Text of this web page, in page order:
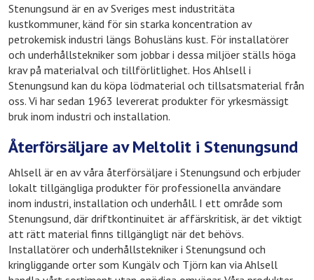
Stenungsund är en av Sveriges mest industritäta
kustkommuner, känd för sin starka koncentration av
petrokemisk industri längs Bohusläns kust. För installatörer
och underhållstekniker som jobbar i dessa miljöer ställs höga
krav på materialval och tillförlitlighet. Hos Ahlsell i
Stenungsund kan du köpa lödmaterial och tillsatsmaterial från
oss. Vi har sedan 1963 levererat produkter för yrkesmässigt
bruk inom industri och installation.
Återförsäljare av Meltolit i Stenungsund
Ahlsell är en av våra återförsäljare i Stenungsund och erbjuder
lokalt tillgängliga produkter för professionella användare
inom industri, installation och underhåll. I ett område som
Stenungsund, där driftkontinuitet är affärskritisk, är det viktigt
att rätt material finns tillgängligt när det behövs.
Installatörer och underhållstekniker i Stenungsund och
kringliggande orter som Kungälv och Tjörn kan via Ahlsell